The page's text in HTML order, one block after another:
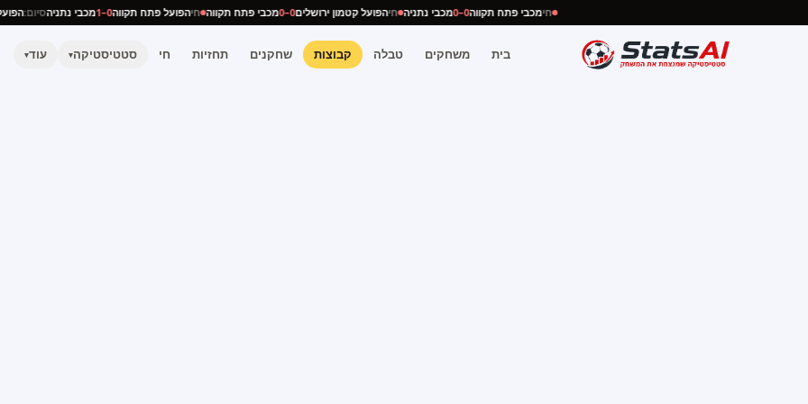
חימכבי פתח תקווה0–0 מכבי נתניה חיהפועל קטמון ירושלים0–0 מכבי פתח תקווה חיהפועל פתח תקווה0–1 מכבי נתניהסיום:
בית משחקים טבלה קבוצות שחקנים תחזיות חי סטטיסטיקה▾ עוד▾